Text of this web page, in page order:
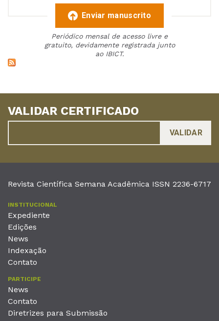
Enviar manuscrito
Periódico mensal de acesso livre e
gratuito, devidamente registrada junto
ao IBICT.
VALIDAR CERTIFICADO
Revista Científica Semana Acadêmica ISSN 2236-6717
INSTITUCIONAL
Expediente
Edições
News
Indexação
Contato
PARTICIPE
News
Contato
Diretrizes para Submissão